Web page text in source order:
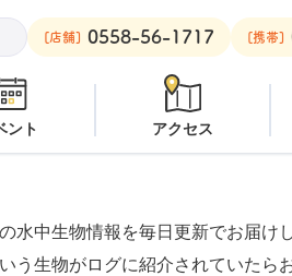
水注意 安良里ボート： クローズ
[店舗] 0558-56-1717 [携帯]
ント アクセス
水中生物情報を毎日更新でお届け
う生物がログに紹介されていたら